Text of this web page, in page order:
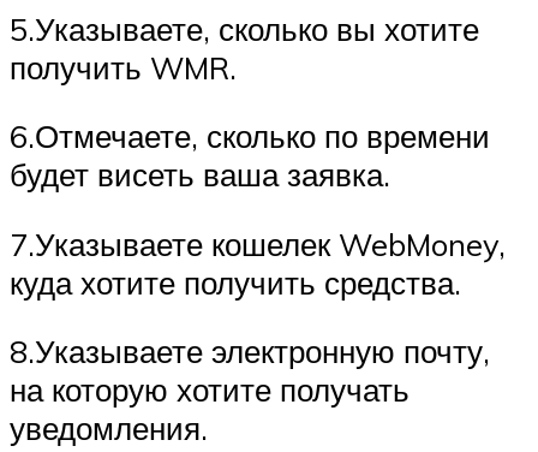
5.Указываете, сколько вы хотите
получить WMR.
6.Отмечаете, сколько по времени
будет висеть ваша заявка.
7.Указываете кошелек WebMoney,
куда хотите получить средства.
8.Указываете электронную почту,
на которую хотите получать
уведомления.